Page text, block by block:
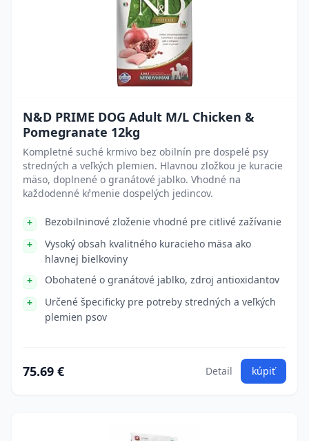
N&D PRIME DOG Adult M/L Chicken &
Pomegranate 12kg
Kompletné suché krmivo bez obilnín pre dospelé psy
stredných a veľkých plemien. Hlavnou zložkou je kuracie
mäso, doplnené o granátové jablko. Vhodné na
každodenné kŕmenie dospelých jedincov.
Bezobilninové zloženie vhodné pre citlivé zažívanie
Vysoký obsah kvalitného kuracieho mäsa ako
hlavnej bielkoviny
Obohatené o granátové jablko, zdroj antioxidantov
Určené špecificky pre potreby stredných a veľkých
plemien psov
75.69 € Detail kúpiť